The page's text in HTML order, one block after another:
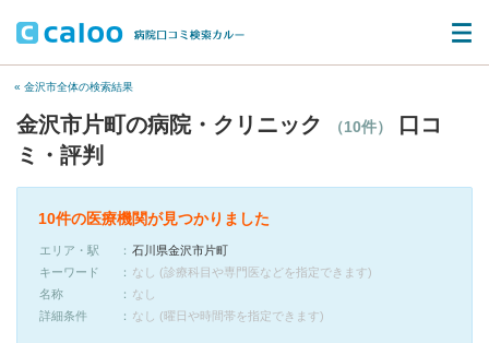
« 金沢市全体の検索結果
金沢市片町の病院・クリニック （10件）
口コ
ミ・評判
10件の医療機関が見つかりました
エリア・駅
石川県金沢市片町
キーワード
なし (診療科目や専門医などを指定できます)
名称
なし
詳細条件
なし (曜日や時間帯を指定できます)